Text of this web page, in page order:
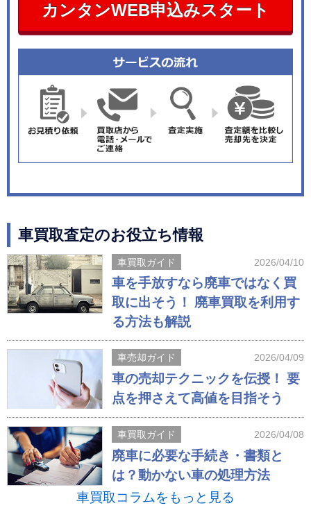
カンタンWEB申込みスタート
車買取査定のお役立ち情報
車買取ガイド 2026/04/10
車を手放すなら廃車ではなく買
取に出そう！ 廃車買取を利用す
る方法も解説
車売却ガイド 2026/04/09
車の売却テクニックを伝授！ 要
点を押さえて高値を目指そう
車買取ガイド 2026/04/08
廃車に必要な手続き・書類と
は？動かない車の処理方法
車買取コラムをもっと見る